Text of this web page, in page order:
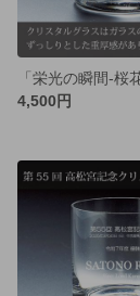
4,500円